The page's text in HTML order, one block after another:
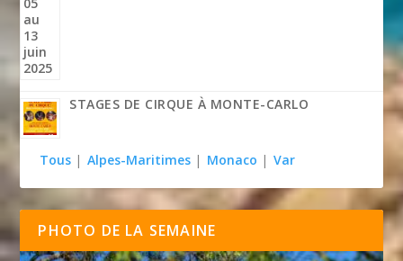
STAGES DE CIRQUE À MONTE-CARLO
Tous | Alpes-Maritimes | Monaco | Var
PHOTO DE LA SEMAINE